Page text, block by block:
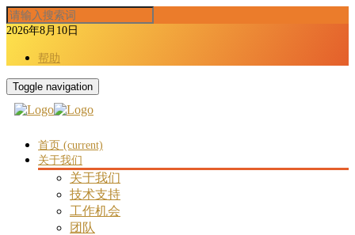
2026年8月10日
帮助
Toggle navigation
首页 (current)
关于我们
关于我们
技术支持
工作机会
团队